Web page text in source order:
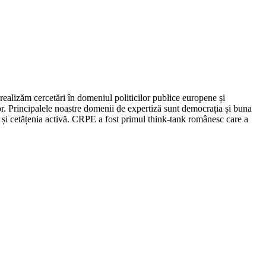
cercetări în domeniul politicilor publice europene și
noastre domenii de expertiză sunt democrația și buna
cetățenia activă. CRPE a fost primul think-tank românesc care a